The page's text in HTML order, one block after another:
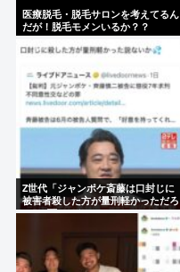
医療脱毛・脱毛サロンを考えてるん
だが！脱毛モメンいるか？？
Z世代「ジャンポケ斎藤は口封じに
被害者殺した方が量刑軽かっただろ
」←1万いいね❤️